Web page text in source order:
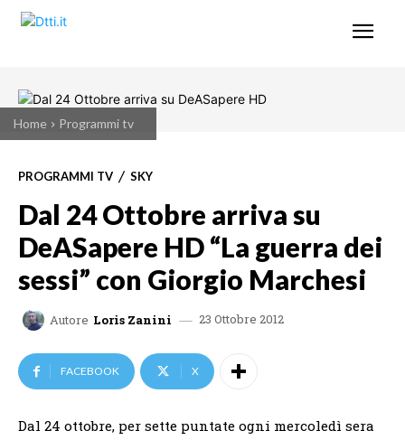
Home Programmi tv
PROGRAMMI TV SKY
Dal 24 Ottobre arriva su
DeASapere HD “La guerra dei
sessi” con Giorgio Marchesi
Autore Loris Zanini 23 Ottobre 2012
FACEBOOK X
Dal 24 ottobre, per sette puntate ogni mercoledì sera